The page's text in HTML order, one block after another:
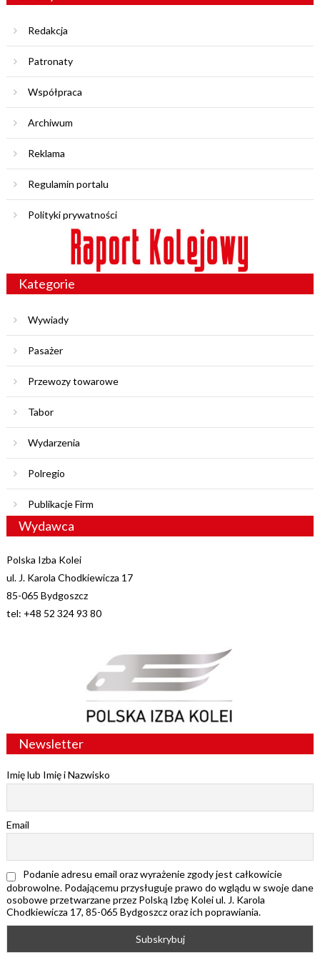
Redakcja
Patronaty
Współpraca
Archiwum
Reklama
Regulamin portalu
Polityki prywatności
Kategorie
Wywiady
Pasażer
Przewozy towarowe
Tabor
Wydarzenia
Polregio
Publikacje Firm
Wydawca
Polska Izba Kolei
ul. J. Karola Chodkiewicza 17
85-065 Bydgoszcz
tel: +48 52 324 93 80
Newsletter
Imię lub Imię i Nazwisko
Email
Podanie adresu email oraz wyrażenie zgody jest całkowicie
dobrowolne. Podającemu przysługuje prawo do wglądu w swoje dane
osobowe przetwarzane przez Polską Izbę Kolei ul. J. Karola
Chodkiewicza 17, 85-065 Bydgoszcz oraz ich poprawiania.